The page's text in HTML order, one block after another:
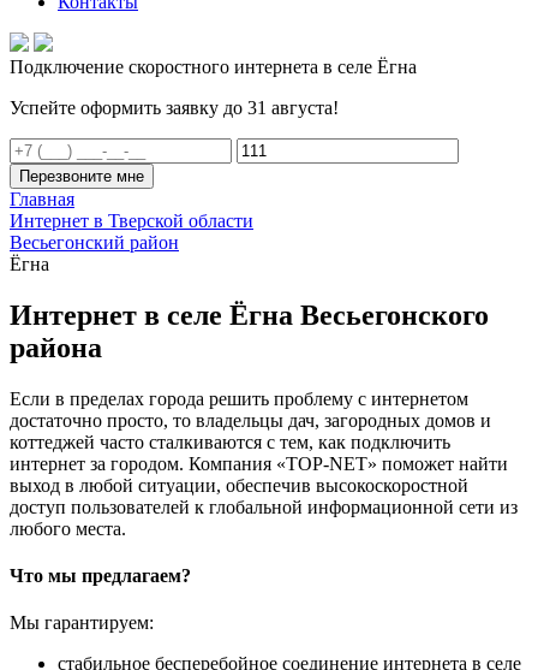
Подключение скоростного интернета в селе Ёгна
Успейте оформить заявку до 31 августа!
Перезвоните мне
Главная
Интернет в Тверской области
Весьегонский район
Ёгна
Интернет в селе Ёгна Весьегонского
района
Если в пределах города решить проблему с интернетом
достаточно просто, то владельцы дач, загородных домов и
коттеджей часто сталкиваются с тем, как подключить
интернет за городом. Компания «TOP-NET» поможет найти
выход в любой ситуации, обеспечив высокоскоростной
доступ пользователей к глобальной информационной сети из
любого места.
Что мы предлагаем?
Мы гарантируем:
стабильное бесперебойное соединение интернета в селе